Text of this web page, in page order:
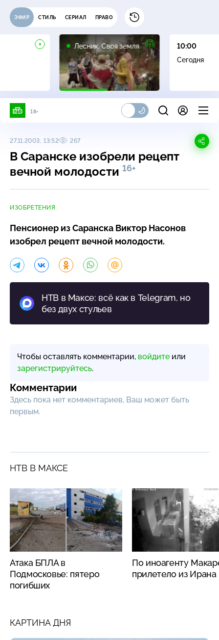
ЭФИР СТИЛЬ СЕРИАЛ ПРАВО
Лесник. Своя земля
16+
10:00
Сегодня
18+
27.11.2003, 13:52 267
В Саранске изобрели рецепт
вечной молодости 16+
ИЗОБРЕТЕНИЯ
Пенсионер из Саранска Виктор Насонов
изобрел рецепт вечной молодости.
НТВ в Максе: всё как в Telegram, но
без двух стульев
Чтобы оставлять комментарии, войдите или
зарегистрируйтесь.
Комментарии
Здесь пока нет комментариев, Ваш может быть
первым.
НТВ В МАКСЕ
Атака БПЛА в
Подмосковье: пятеро
погибших
По иноагенту
прилетело из Ирана
КАРТИНА ДНЯ